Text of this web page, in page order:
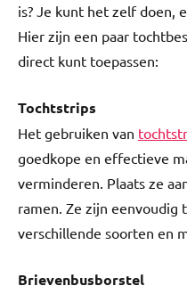
is? Je kunt het zelf doen,
Hier zijn een paar
direct kunt toepassen:
Tochtstrips
Het gebruiken van
goedkope en effectieve
verminderen. Plaats ze
ramen. Ze zijn eenvoudig
verschillende soorten en
Brievenbusborstel